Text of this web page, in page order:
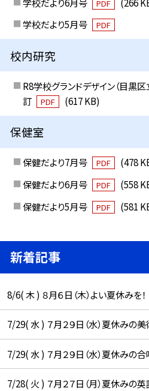
PDF
学校だより5月号
PDF
校内研究
R8学校グランドデザイン（目黒
訂
PDF (617 KB)
保健室
保健だより7月号 PDF
(478
保健だより6月号
PDF
(558
保健だより5月号
PDF (581
新着記事
8/6( 木 ) ８月６日（木）よい夏休みを！
7/29( 水 ) ７月２９日（水）夏休みの
7/29( 水 ) ７月２９日（水）夏休みの
7/28( 火 ) ７月２７日（月）夏休みの